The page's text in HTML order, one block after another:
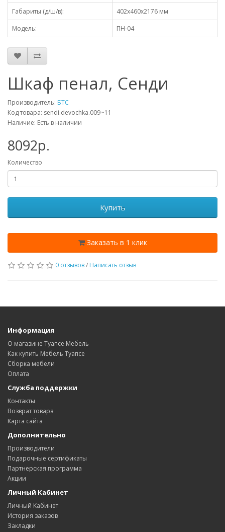
Габариты (д/ш/в):
402x460x2176 мм
Модель:
ПН-04
Шкаф пенал, Сенди
Производитель: БТС
Код товара: sendi.devochka.009~11
Наличие: Есть в наличии
8092p.
Количество
Купить
Заказать в 1 клик
0 отзывов/ Написать отзыв
Информация
О магазине Туапсе Мебель
Как купить Мебель Туапсе
Сборка мебели
Оплата
Служба поддержки
Контакты
Возврат товара
Карта сайта
Дополнительно
Производители
Подарочные сертификаты
Партнерская программа
Акции
Личный Кабинет
Личный Кабинет
История заказов
Закладки